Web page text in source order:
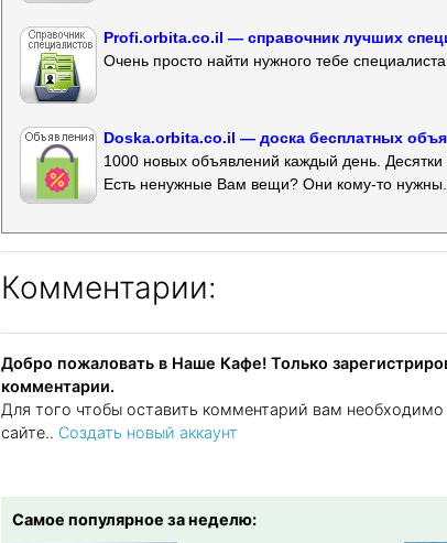
Profi.orbita.co.il — справочник лучших
Очень просто найти нужного тебе
Doska.orbita.co.il — доска бесплатных
1000 новых объявлений каждый день. Десятки
Есть ненужные Вам вещи? Они кому-то нужны.
Комментарии:
Добро пожаловать в Наше Кафе! Только
комментарии.
Для того чтобы оставить комментарий вам необходимо
сайте.. Создать новый аккаунт
Самое популярное за неделю: